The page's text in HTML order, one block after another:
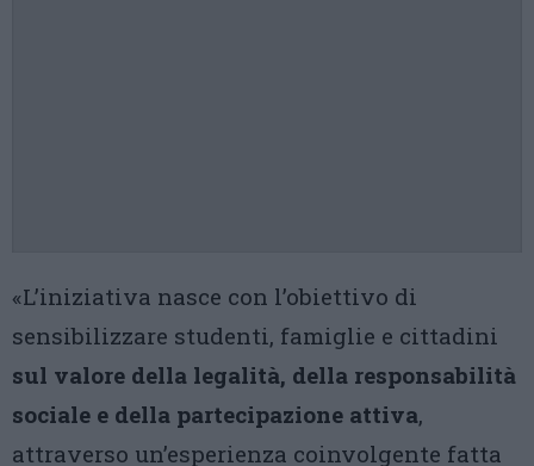
«L’iniziativa nasce con l’obiettivo di
sensibilizzare studenti, famiglie e cittadini
sul valore della legalità, della responsabilità
sociale e della partecipazione attiva,
attraverso un’esperienza coinvolgente fatta